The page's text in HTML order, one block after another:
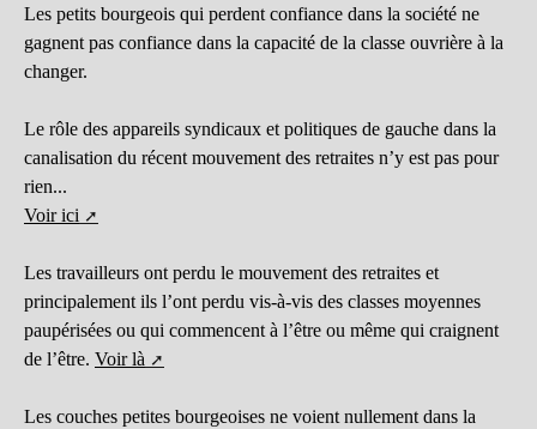
Les petits bourgeois qui perdent confiance dans la société ne
gagnent pas confiance dans la capacité de la classe ouvrière à la
changer.
Le rôle des appareils syndicaux et politiques de gauche dans la
canalisation du récent mouvement des retraites n’y est pas pour
rien...
Voir ici
Les travailleurs ont perdu le mouvement des retraites et
principalement ils l’ont perdu vis-à-vis des classes moyennes
paupérisées ou qui commencent à l’être ou même qui craignent
de l’être. Voir là
Les couches petites bourgeoises ne voient nullement dans la